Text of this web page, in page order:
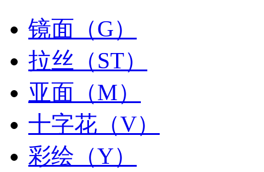
镜面（G）
拉丝（ST）
亚面（M）
十字花（V）
彩绘（Y）